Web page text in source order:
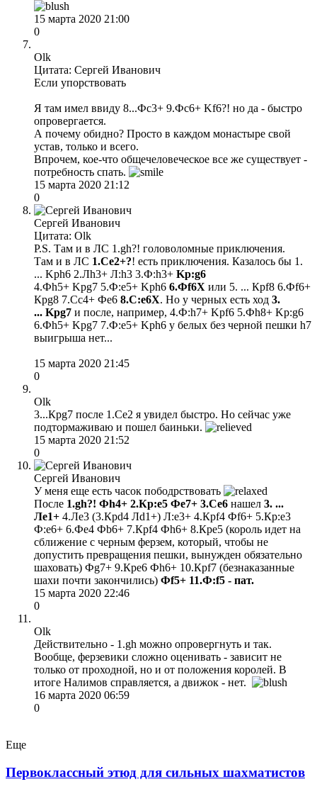
15 марта 2020 21:00
0
Olk
Цитата: Сергей Иванович
Если упорствовать
Я там имел ввиду 8...Фс3+ 9.Фс6+ Kf6?! но да - быстро
опровергается.
А почему обидно? Просто в каждом монастыре свой
устав, только и всего.
Впрочем, кое-что общечеловеческое все же существует -
потребность спать.
15 марта 2020 21:12
0
Сергей Иванович
Цитата: Olk
P.S. Там и в ЛС 1.gh?! головоломные приключения.
Там и в ЛС 1.Сe2+?! есть приключения. Казалось бы 1.
... Kрh6 2.Лh3+ Л:h3 3.Ф:h3+ Kр:g6
4.Фh5+ Kрg7 5.Ф:e5+ Kрh6 6.Фf6Х или 5. ... Крf8 6.Фf6+
Крg8 7.Cc4+ Фе6 8.С:е6Х. Но у черных есть ход 3.
... Kрg7 и после, например, 4.Ф:h7+ Kрf6 5.Фh8+ Kр:g6
6.Фh5+ Kрg7 7.Ф:e5+ Kрh6 у белых без черной пешки h7
выигрыша нет...
15 марта 2020 21:45
0
Olk
3...Крg7 после 1.Сe2 я увидел быстро. Но сейчас уже
подтормаживаю и пошел баиньки.
15 марта 2020 21:52
0
Сергей Иванович
У меня еще есть часок пободрствовать
После 1.gh?! Фh4+ 2.Кр:e5 Фe7+ 3.Ce6 нашел 3. ...
Ле1+ 4.Ле3 (3.Крd4 Лd1+) Л:е3+ 4.Крf4 Фf6+ 5.Кр:е3
Ф:е6+ 6.Фе4 Фb6+ 7.Крf4 Фh6+ 8.Кре5 (король идет на
сближение с черным ферзем, который, чтобы не
допустить превращения пешки, вынужден обязательно
шаховать) Фg7+ 9.Кре6 Фh6+ 10.Крf7 (безнаказанные
шахи почти закончились) Фf5+ 11.Ф:f5 - пат.
15 марта 2020 22:46
0
Olk
Действительно - 1.gh можно опровергнуть и так.
Вообще, ферзевики сложно оценивать - зависит не
только от проходной, но и от положения королей. В
итоге Налимов справляется, а движок - нет.
16 марта 2020 06:59
0
Еще
Первоклассный этюд для сильных шахматистов